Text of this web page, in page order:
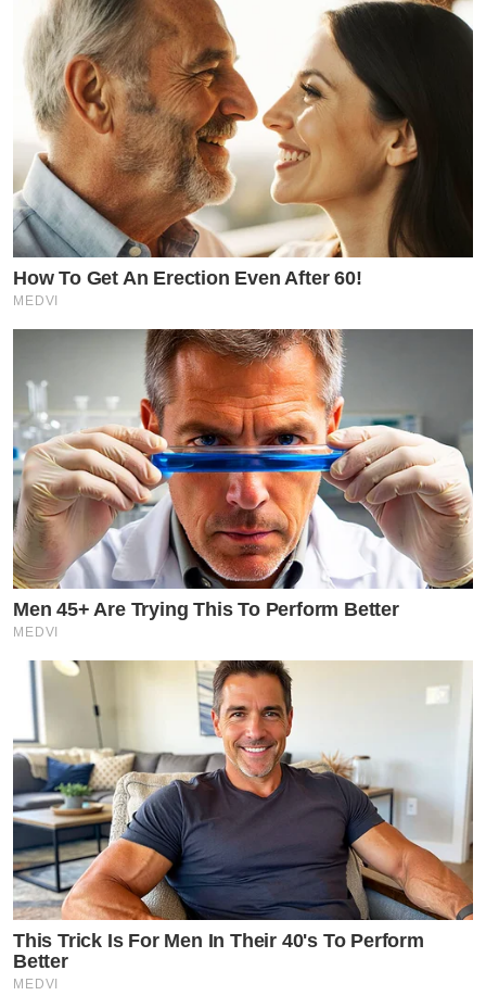
How To Get An Erection Even After 60!
MEDVI
Men 45+ Are Trying This To Perform Better
MEDVI
This Trick Is For Men In Their 40's To Perform
Better
MEDVI